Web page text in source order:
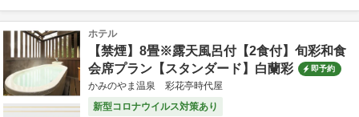
ホテル
【禁煙】8畳※露天風呂付【2食付】旬彩和食
会席プラン【スタンダード】白蘭彩
即予約
かみのやま温泉 彩花亭時代屋
新型コロナウイルス対策あり